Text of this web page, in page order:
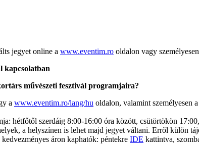
jegyet online a www.eventim.ro oldalon vagy
kapcsolatban
művészeti fesztivál programjaira?
a www.eventim.ro/lang/hu oldalon, valamint személyesen
hétfőtől szerdáig 8:00-16:00 óra között, csütörtökön
a helyszínen is lehet majd jegyet váltani. Erről külön
áron kaphatók: péntekre IDE kattintva,